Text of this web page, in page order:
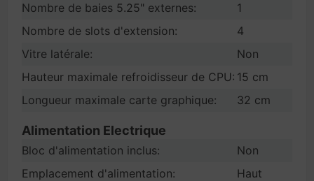
Nombre de baies 5.25" externes:
1
Nombre de slots d'extension:
4
Vitre latérale:
Non
Hauteur maximale refroidisseur de CPU: 15 cm
Longueur maximale carte graphique:
32 cm
Alimentation Electrique
Bloc d'alimentation inclus:
Non
Emplacement d'alimentation:
Haut